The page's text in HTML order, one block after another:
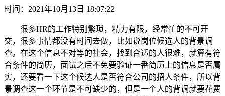
时间：2021年10月13日 18:07:22
很多HR的工作特别繁琐，精力有限，经常忙的不可开
交，很多事情都没有时间去做，比如说岗位候选人的背景调
查。在这个信息不对等的社会，找到合适的人很难，就算有符
合条件的简历，面试之后不免要验证一番简历上的信息是否属
实，还要看一下这个候选人是否符合公司的招人条件，所以背
景调查这一个环节是不可缺少的，但是一个人的背调就要花费